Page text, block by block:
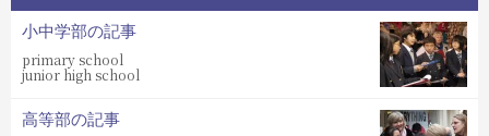
小中学部の記事
primary school
junior high school
高等部の記事